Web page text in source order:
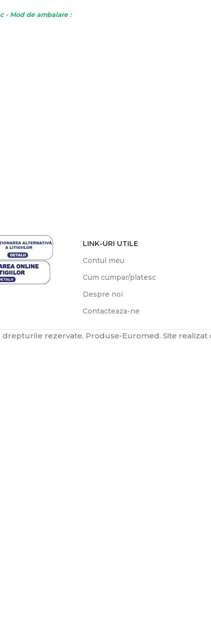
- Mod de ambalare :
LINK-URI UTILE
Contul meu
Cum cumpar/platesc
Despre noi
Contacteaza-ne
drepturile rezervate. Produse-Euromed. Site realizat